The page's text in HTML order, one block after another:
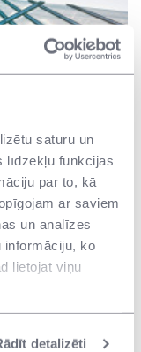
saturu un
līdzekļu funkcijas
par to, kā
ar saviem
un analīzes
informāciju, ko
lietojat viņu
detalizēti